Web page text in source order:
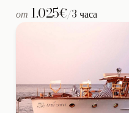
от 1.025€/3 часа